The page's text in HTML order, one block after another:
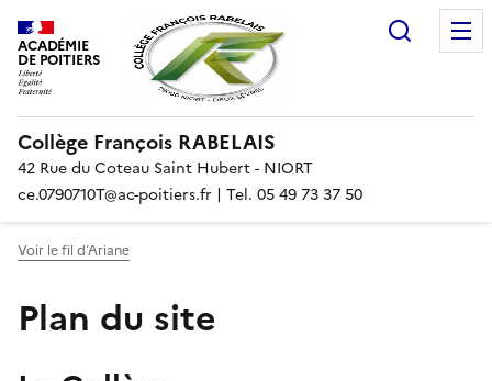
ACADÉMIE
DE POITIERS
Collège François RABELAIS
42 Rue du Coteau Saint Hubert - NIORT
ce.0790710T@ac-poitiers.fr | Tel. 05 49 73 37 50
Voir le fil d’Ariane
Plan du site